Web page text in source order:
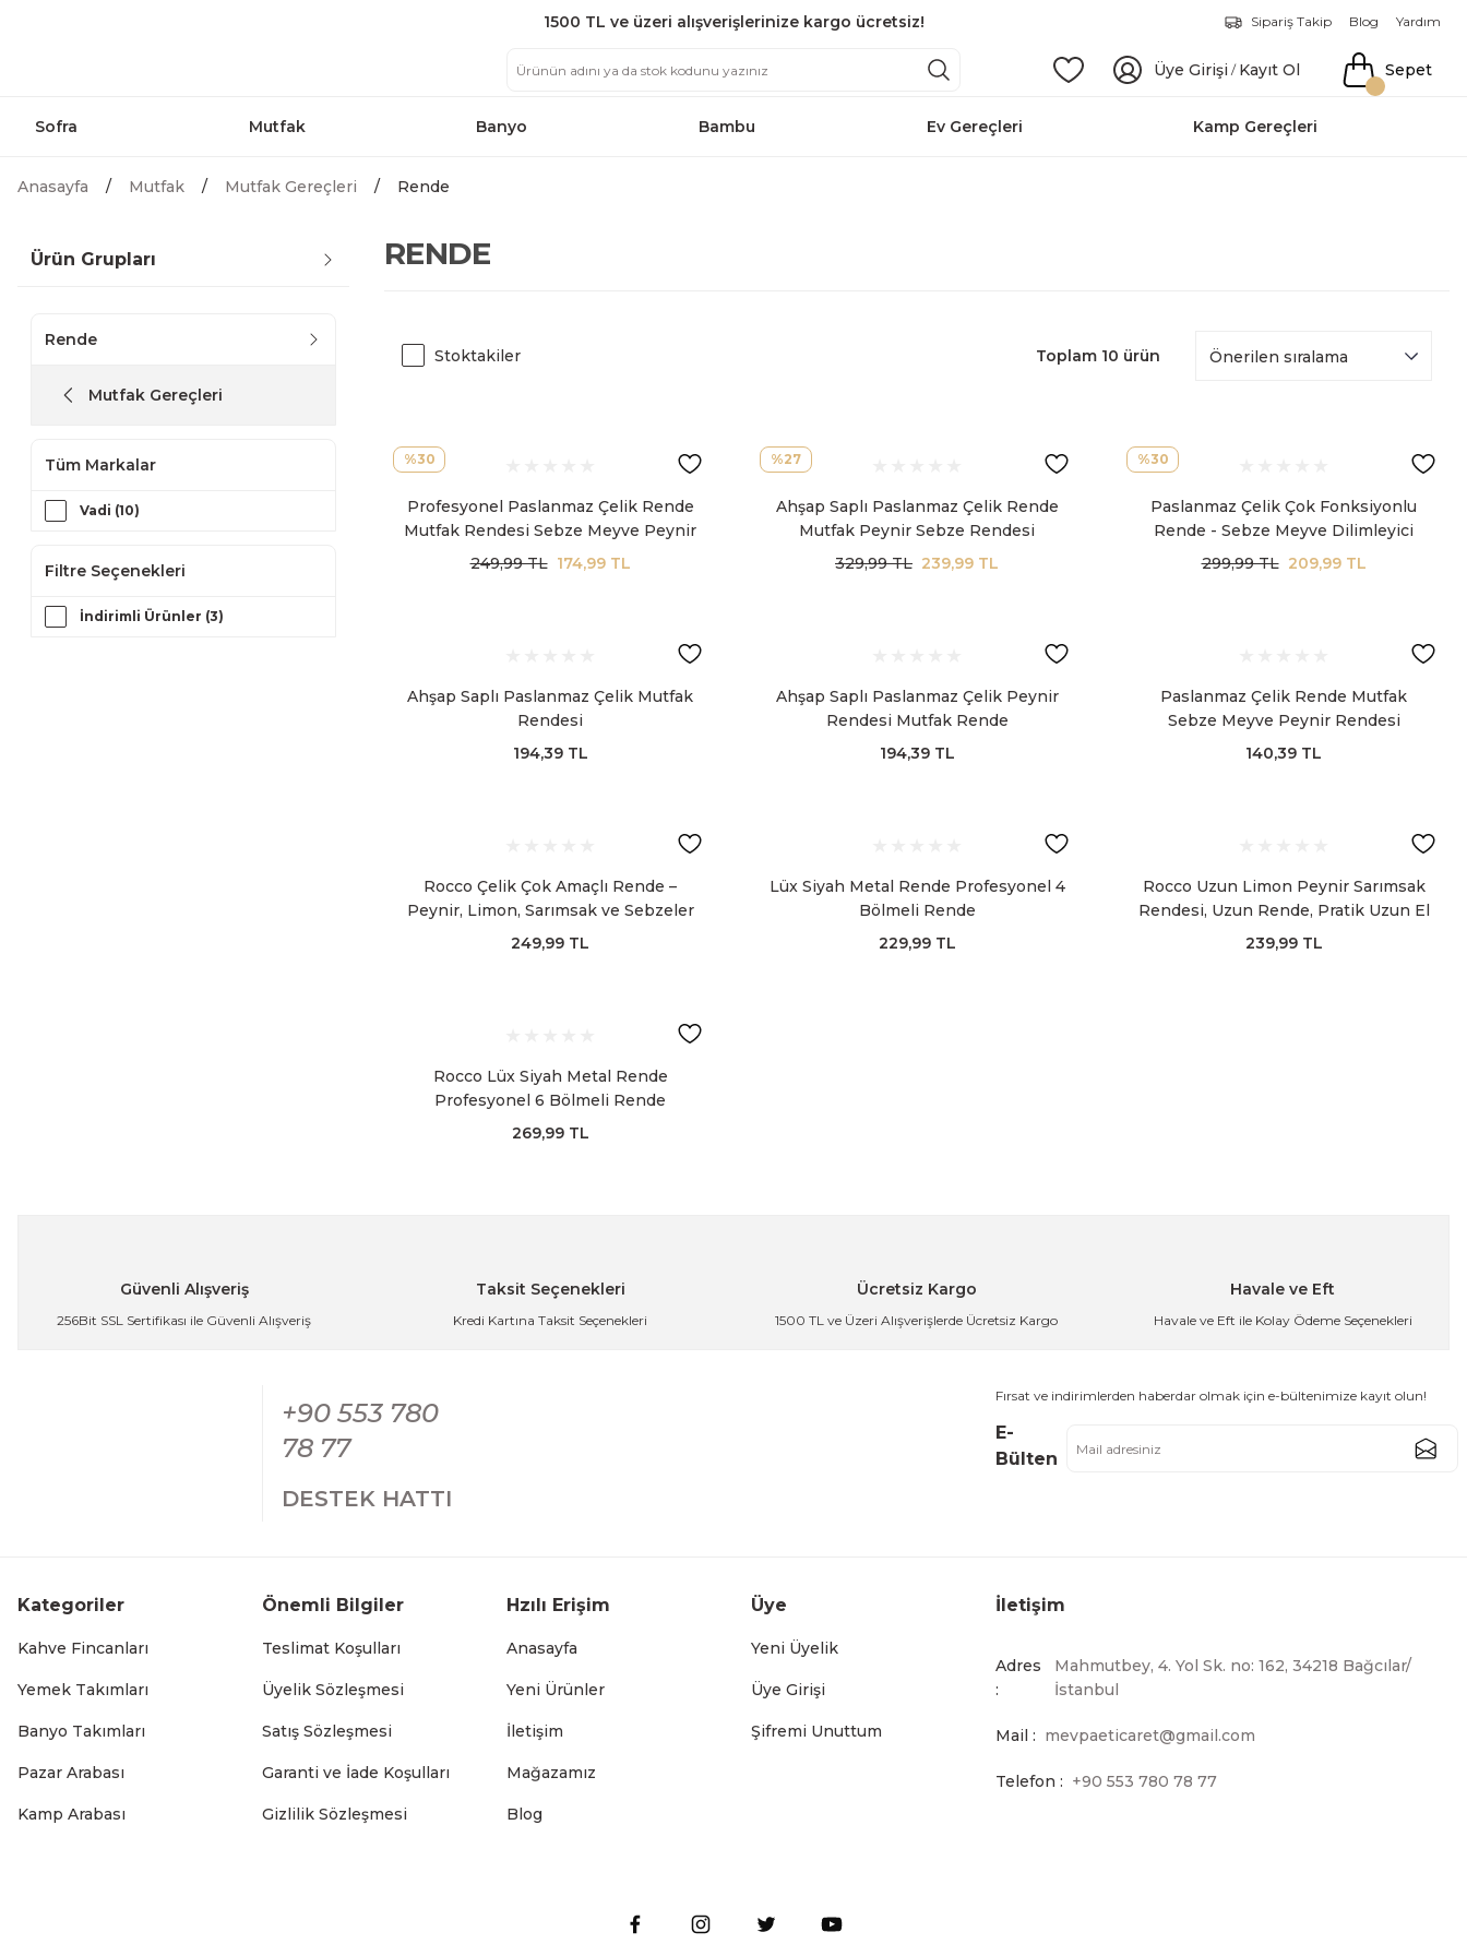
1500 TL ve üzeri alışverişlerinize kargo ücretsiz! Sipariş Takip Blog Yardım
Üye Girişi / Kayıt Ol Sepet
Sofra Mutfak Banyo Bambu Ev Gereçleri Kamp Gereçleri
Anasayfa Mutfak Mutfak Gereçleri Rende
Ürün Grupları
Rende
Mutfak Gereçleri
Tüm Markalar
Vadi (10)
Filtre Seçenekleri
İndirimli Ürünler (3)
RENDE
Stoktakiler Toplam 10 ürün
%30
Profesyonel Paslanmaz Çelik Rende
Mutfak Rendesi Sebze Meyve Peynir
Rendesi
249,99 TL 174,99 TL
%27
Ahşap Saplı Paslanmaz Çelik Rende
Mutfak Peynir Sebze Rendesi
329,99 TL 239,99 TL
%30
Paslanmaz Çelik Çok Fonksiyonlu
Rende - Sebze Meyve Dilimleyici
Mutfak Rendesi
299,99 TL 209,99 TL
Ahşap Saplı Paslanmaz Çelik Mutfak
Rendesi
194,39 TL
Ahşap Saplı Paslanmaz Çelik Peynir
Rendesi Mutfak Rende
194,39 TL
Paslanmaz Çelik Rende Mutfak
Sebze Meyve Peynir Rendesi
Profesyonel
140,39 TL
Rocco Çelik Çok Amaçlı Rende –
Peynir, Limon, Sarımsak ve Sebzeler
İçin Pratik El Rendesi
249,99 TL
Lüx Siyah Metal Rende Profesyonel 4
Bölmeli Rende
229,99 TL
Rocco Uzun Limon Peynir Sarımsak
Rendesi, Uzun Rende, Pratik Uzun El
Rendesi
239,99 TL
Rocco Lüx Siyah Metal Rende
Profesyonel 6 Bölmeli Rende
269,99 TL
Güvenli Alışveriş
256Bit SSL Sertifikası ile Güvenli Alışveriş
Taksit Seçenekleri
Kredi Kartına Taksit Seçenekleri
Ücretsiz Kargo
1500 TL ve Üzeri Alışverişlerde Ücretsiz Kargo
Havale ve Eft
Havale ve Eft ile Kolay Ödeme Seçenekleri
+90 553 780
78 77
DESTEK HATTI
Fırsat ve indirimlerden haberdar olmak için e-bültenimize kayıt olun!
E-
Bülten
Kategoriler
Kahve Fincanları
Yemek Takımları
Banyo Takımları
Pazar Arabası
Kamp Arabası
Önemli Bilgiler
Teslimat Koşulları
Üyelik Sözleşmesi
Satış Sözleşmesi
Garanti ve İade Koşulları
Gizlilik Sözleşmesi
Hzılı Erişim
Anasayfa
Yeni Ürünler
İletişim
Mağazamız
Blog
Üye
Yeni Üyelik
Üye Girişi
Şifremi Unuttum
İletişim
Adres
:
Mahmutbey, 4. Yol Sk. no: 162, 34218 Bağcılar/
İstanbul
Mail : mevpaeticaret@gmail.com
Telefon : +90 553 780 78 77